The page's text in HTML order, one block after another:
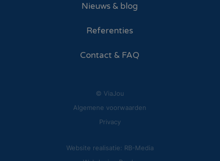
Nieuws & blog
Referenties
Contact & FAQ
© ViaJou
Algemene voorwaarden
Privacy
Website realisatie: RB-Media